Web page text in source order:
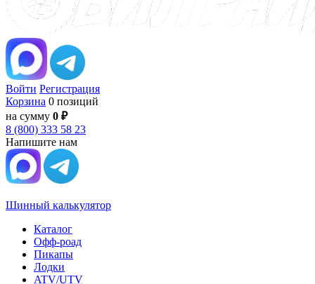
Войти Регистрация
Корзина 0 позиций
на сумму 0 ₽
8 (800) 333 58 23
Напишите нам
Шинный калькулятор
Каталог
Офф-роад
Пикапы
Лодки
ATV/UTV